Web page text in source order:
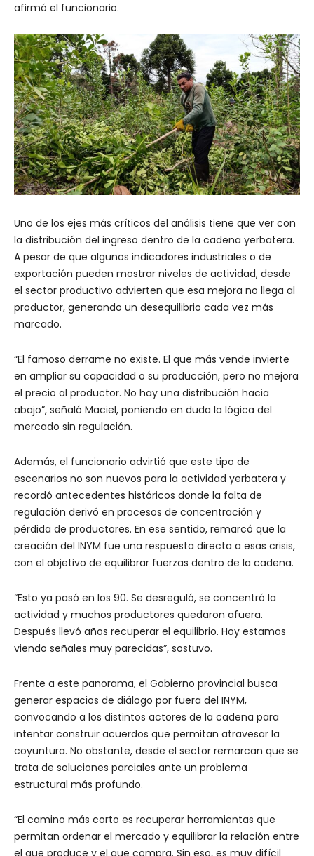
afirmó el funcionario.
Uno de los ejes más críticos del análisis tiene que ver con
la distribución del ingreso dentro de la cadena yerbatera.
A pesar de que algunos indicadores industriales o de
exportación pueden mostrar niveles de actividad, desde
el sector productivo advierten que esa mejora no llega al
productor, generando un desequilibrio cada vez más
marcado.
“El famoso derrame no existe. El que más vende invierte
en ampliar su capacidad o su producción, pero no mejora
el precio al productor. No hay una distribución hacia
abajo”, señaló Maciel, poniendo en duda la lógica del
mercado sin regulación.
Además, el funcionario advirtió que este tipo de
escenarios no son nuevos para la actividad yerbatera y
recordó antecedentes históricos donde la falta de
regulación derivó en procesos de concentración y
pérdida de productores. En ese sentido, remarcó que la
creación del INYM fue una respuesta directa a esas crisis,
con el objetivo de equilibrar fuerzas dentro de la cadena.
“Esto ya pasó en los 90. Se desreguló, se concentró la
actividad y muchos productores quedaron afuera.
Después llevó años recuperar el equilibrio. Hoy estamos
viendo señales muy parecidas”, sostuvo.
Frente a este panorama, el Gobierno provincial busca
generar espacios de diálogo por fuera del INYM,
convocando a los distintos actores de la cadena para
intentar construir acuerdos que permitan atravesar la
coyuntura. No obstante, desde el sector remarcan que se
trata de soluciones parciales ante un problema
estructural más profundo.
“El camino más corto es recuperar herramientas que
permitan ordenar el mercado y equilibrar la relación entre
el que produce y el que compra. Sin eso, es muy difícil